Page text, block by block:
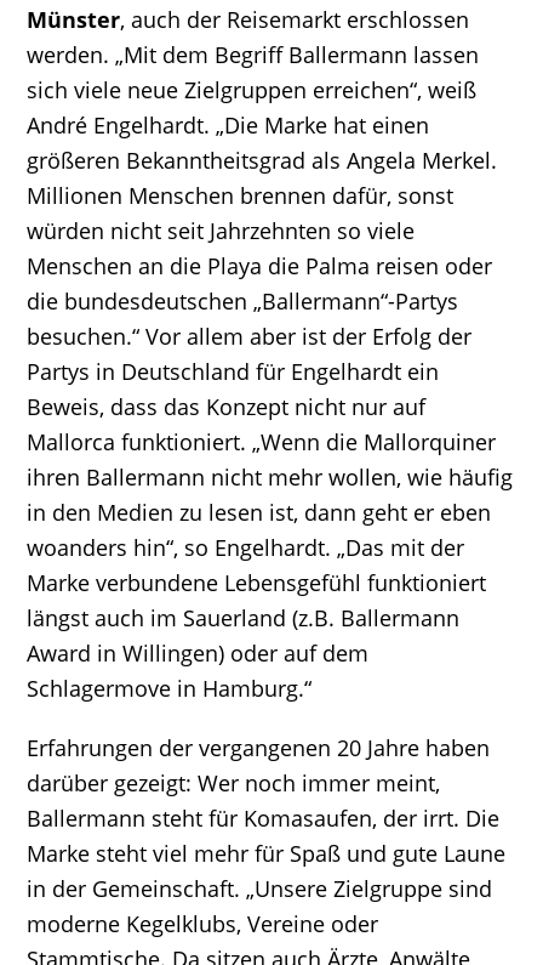
Münster, auch der Reisemarkt erschlossen
werden. „Mit dem Begriff Ballermann lassen
sich viele neue Zielgruppen erreichen“, weiß
André Engelhardt. „Die Marke hat einen
größeren Bekanntheitsgrad als Angela Merkel.
Millionen Menschen brennen dafür, sonst
würden nicht seit Jahrzehnten so viele
Menschen an die Playa die Palma reisen oder
die bundesdeutschen „Ballermann“-Partys
besuchen.“ Vor allem aber ist der Erfolg der
Partys in Deutschland für Engelhardt ein
Beweis, dass das Konzept nicht nur auf
Mallorca funktioniert. „Wenn die Mallorquiner
ihren Ballermann nicht mehr wollen, wie häufig
in den Medien zu lesen ist, dann geht er eben
woanders hin“, so Engelhardt. „Das mit der
Marke verbundene Lebensgefühl funktioniert
längst auch im Sauerland (z.B. Ballermann
Award in Willingen) oder auf dem
Schlagermove in Hamburg.“
Erfahrungen der vergangenen 20 Jahre haben
darüber gezeigt: Wer noch immer meint,
Ballermann steht für Komasaufen, der irrt. Die
Marke steht viel mehr für Spaß und gute Laune
in der Gemeinschaft. „Unsere Zielgruppe sind
moderne Kegelklubs, Vereine oder
Stammtische. Da sitzen auch Ärzte, Anwälte,